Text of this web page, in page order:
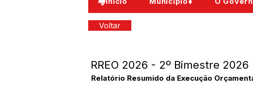
Voltar
RREO 2026 - 2º Bimestre 2026
Relatório Resumido da Execução